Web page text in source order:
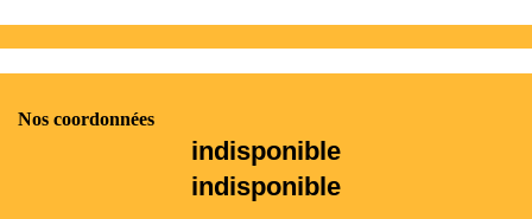
Nos coordonnées
indisponible
indisponible